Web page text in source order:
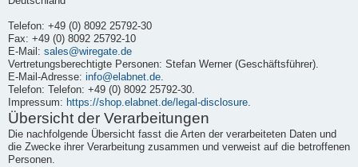
Telefon: +49 (0) 8092 25792-30
Fax: +49 (0) 8092 25792-10
E-Mail: sales@wiregate.de
Vertretungsberechtigte Personen: Stefan Werner (Geschäftsführer).
E-Mail-Adresse: info@elabnet.de.
Telefon: Telefon: +49 (0) 8092 25792-30.
Impressum: https://shop.elabnet.de/legal-disclosure.
Übersicht der Verarbeitungen
Die nachfolgende Übersicht fasst die Arten der verarbeiteten Daten und
die Zwecke ihrer Verarbeitung zusammen und verweist auf die betroffenen
Personen.